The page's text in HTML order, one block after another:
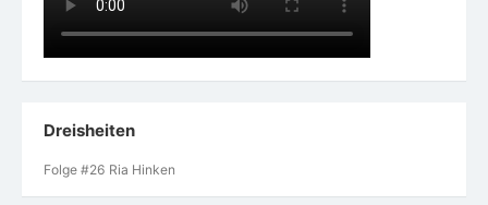
Dreisheiten
Folge #26 Ria Hinken